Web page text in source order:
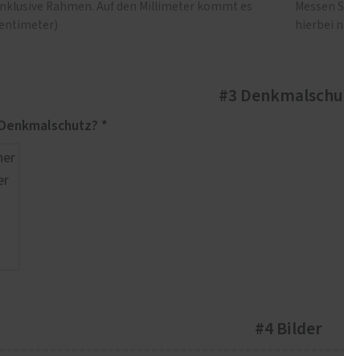
Rahmen. Auf den Millimeter kommt es
hierbei
#3
*
#4 Bilder